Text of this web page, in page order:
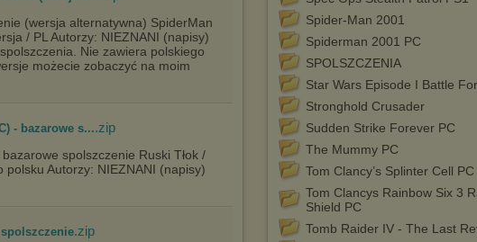
zmiany ustawień przeglądarki internetowej w
przechowywanie plików cookies na
końcowym. Można również usunąć pliki cookies,
odpowiednich zmian w ustawieniach przeglądarki
na ten temat znajdziesz pod adresem
Spider-Man 2001
Spiderman 2001 PC
SPOLSZCZENIA
Star Wars Episode I Battle
Stronghold Crusader
Sudden Strike Forever PC
The Mummy PC
Tom Clancy’s Splinter Cell PC
Tom Clancys Rainbow Six 3
Shield PC
Tomb Raider IV - The Last
(wersja alternatywna) SpiderMan
/ PL Autorzy: NIEZNANI (napisy)
Nie zawiera polskiego
możecie zobaczyć na moim
- bazarowe s....zip
spolszczenie Ruski Tłok /
polsku Autorzy: NIEZNANI (napisy)
.zip